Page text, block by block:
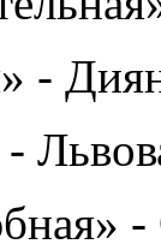
-